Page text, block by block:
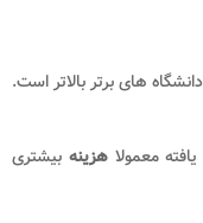
های برتر بالاتر است.
معمولاهزینه بیشتری